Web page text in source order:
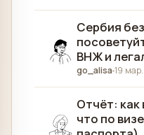
Сербия
ВНЖ и
go_alisa 19
Отчёт: как
что по